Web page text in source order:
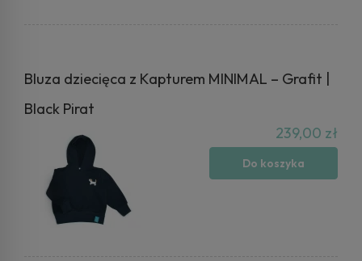
Bluza dziecięca z Kapturem MINIMAL – Grafit |
Black Pirat
239,00 zł
Do koszyka